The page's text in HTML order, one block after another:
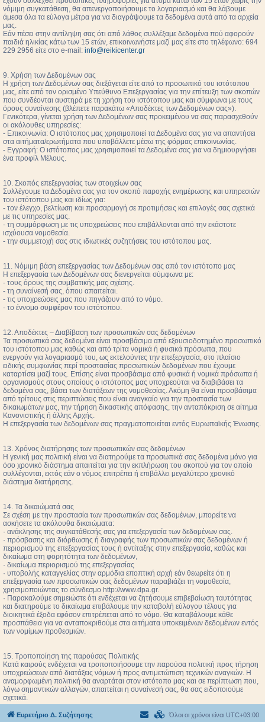
νόμιμη συγκατάθεση, θα απενεργοποιήσουμε το λογαριασμό και θα λάβουμε
άμεσα όλα τα εύλογα μέτρα για να διαγράψουμε τα δεδομένα αυτά από τα αρχεία
μας.
Εάν πέσει στην αντίληψη σας ότι από λάθος συλλέξαμε δεδομένα πού αφορούν
παιδιά ηλικίας κάτω των 15 ετών, επικοινωνήστε μαζί μας είτε στο τηλέφωνο: 694
229 2956 είτε στο e-mail: info@reikicenter.gr
9. Χρήση των Δεδομένων σας
Η χρήση των Δεδομένων σας διεξάγεται είτε από το προσωπικό του ιστότοπου
μας, είτε από τον ορισμένο Υπεύθυνο Επεξεργασίας για την επίτευξη των σκοπών
που συνδέονται αυστηρά με τη χρήση του ιστότοπου μας και σύμφωνα με τους
όρους συναίνεσης (βλέπετε παρακάτω «Αποδέκτες των Δεδομένων σας»).
Γενικότερα, γίνεται χρήση των Δεδομένων σας προκειμένου να σας παρασχεθούν
οι ακόλουθες υπηρεσίες:
- Επικοινωνία: Ο ιστότοπος μας χρησιμοποιεί τα Δεδομένα σας για να απαντήσει
στα αιτήματα/ερωτήματα που υποβάλλετε μέσω της φόρμας επικοινωνίας.
- Εγγραφή: Ο ιστότοπος μας χρησιμοποιεί τα Δεδομένα σας για να δημιουργήσει
ένα προφίλ Μέλους.
10. Σκοπός επεξεργασίας των στοιχείων σας
Συλλέγουμε τα Δεδομένα σας για τον σκοπό παροχής ενημέρωσης και υπηρεσιών
του ιστότοπου μας και ιδίως για:
- τον έλεγχο, βελτίωση και προσαρμογή σε προτιμήσεις και επιλογές σας σχετικά
με τις υπηρεσίες μας.
- τη συμμόρφωση με τις υποχρεώσεις που επιβάλλονται από την εκάστοτε
ισχύουσα νομοθεσία.
- την συμμετοχή σας στις ιδιωτικές συζητήσεις του ιστότοπου μας.
11. Νόμιμη βάση επεξεργασίας των Δεδομένων σας από τον ιστότοπο μας
Η επεξεργασία των Δεδομένων σας διενεργείται σύμφωνα με:
- τους όρους της συμβατικής μας σχέσης.
- τη συναίνεσή σας, όπου απαιτείται.
- τις υποχρεώσεις μας που πηγάζουν από το νόμο.
- το έννομο συμφέρον του ιστότοπου.
12. Αποδέκτες – Διαβίβαση των προσωπικών σας δεδομένων
Τα προσωπικά σας δεδομένα είναι προσβάσιμα από εξουσιοδοτημένο προσωπικό
του ιστότοπου μας καθώς και από τρίτα νομικά ή φυσικά πρόσωπα, που
ενεργούν για λογαριασμό του, ως εκτελούντες την επεξεργασία, στο πλαίσιο
ειδικής συμφωνίας περί προστασίας προσωπικών δεδομένων που έχουμε
καταρτίσει μαζί τους. Επίσης είναι προσβάσιμα από φυσικά ή νομικά πρόσωπα ή
οργανισμούς στους οποίους ο ιστότοπος μας υποχρεούται να διαβιβάσει τα
δεδομένα σας, βάσει των διατάξεων της νομοθεσίας. Ακόμη θα είναι προσβάσιμα
από τρίτους στις περιπτώσεις που είναι αναγκαίο για την προστασία των
δικαιωμάτων μας, την τήρηση δικαστικής απόφασης, την ανταπόκριση σε αίτημα
Κανονιστικής ή άλλης Αρχής.
Η επεξεργασία των δεδομένων σας πραγματοποιείται εντός Ευρωπαϊκής Ένωσης.
13. Χρόνος διατήρησης των προσωπικών σας δεδομένων
Η γενική μας πολιτική είναι να διατηρούμε τα προσωπικά σας δεδομένα μόνο για
όσο χρονικό διάστημα απαιτείται για την εκπλήρωση του σκοπού για τον οποίο
συλλέγονται, εκτός εάν ο νόμος επιτρέπει ή επιβάλλει μεγαλύτερο χρονικό
διάστημα διατήρησης.
14. Τα δικαιώματά σας
Σε σχέση με την προστασία των προσωπικών σας δεδομένων, μπορείτε να
ασκήσετε τα ακόλουθα δικαιώματα:
· ανάκλησης της συγκατάθεσής σας για επεξεργασία των δεδομένων σας.
· πρόσβασης και διόρθωσης ή διαγραφής των προσωπικών σας δεδομένων ή
περιορισμού της επεξεργασίας τους ή αντίταξης στην επεξεργασία, καθώς και
δικαίωμα στη φορητότητα των δεδομένων,
· δικαίωμα περιορισμού της επεξεργασίας
· υποβολής καταγγελίας στην αρμόδια εποπτική αρχή εάν θεωρείτε ότι η
επεξεργασία των προσωπικών σας δεδομένων παραβιάζει τη νομοθεσία,
χρησιμοποιώντας το σύνδεσμο http://www.dpa.gr.
· Παρακαλούμε σημειώστε ότι ενδέχεται να ζητήσουμε επιβεβαίωση ταυτότητας
και διατηρούμε το δικαίωμα επιβάλουμε την καταβολή εύλογου τέλους για
διοικητικά έξοδα εφόσον επιτρέπεται από το νόμο. Θα καταβάλουμε κάθε
προσπάθεια για να ανταποκριθούμε στα αιτήματα υποκειμένων δεδομένων εντός
των νομίμων προθεσμιών.
15. Τροποποίηση της παρούσας Πολιτικής
Κατά καιρούς ενδέχεται να τροποποιήσουμε την παρούσα πολιτική προς τήρηση
υποχρεώσεων από διατάξεις νόμων ή προς αντιμετώπιση τεχνικών αναγκών. Η
αναμορφωμένη πολιτική θα αναρτάται στον ιστότοπο μας και σε περίπτωση που,
λόγω σημαντικών αλλαγών, απαιτείται η συναίνεσή σας, θα σας ειδοποιούμε
σχετικά.
Ευρετήριο Δ. Συζήτησης Όλοι οι χρόνοι είναι UTC+03:00